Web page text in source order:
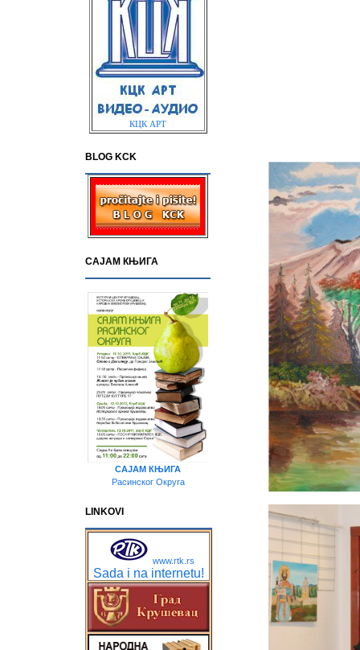
КЦК АРТ
BLOG KCK
САЈАМ КЊИГА
САЈАМ КЊИГА
Расинског Округа
LINKOVI
www.rtk.rs
Sada i na internetu!